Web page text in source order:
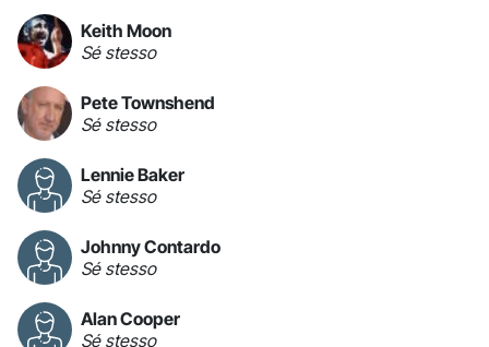
Keith Moon
Sé stesso
Pete Townshend
Sé stesso
Lennie Baker
Sé stesso
Johnny Contardo
Sé stesso
Alan Cooper
Sé stesso